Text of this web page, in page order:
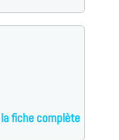
fiche complète